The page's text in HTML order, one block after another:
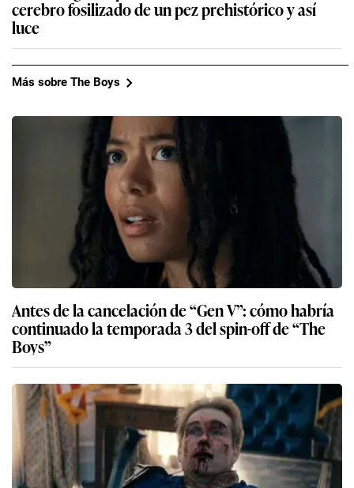
cerebro fosilizado de un pez prehistórico y así
luce
Más sobre The Boys
Antes de la cancelación de “Gen V”: cómo habría
continuado la temporada 3 del spin-off de “The
Boys”